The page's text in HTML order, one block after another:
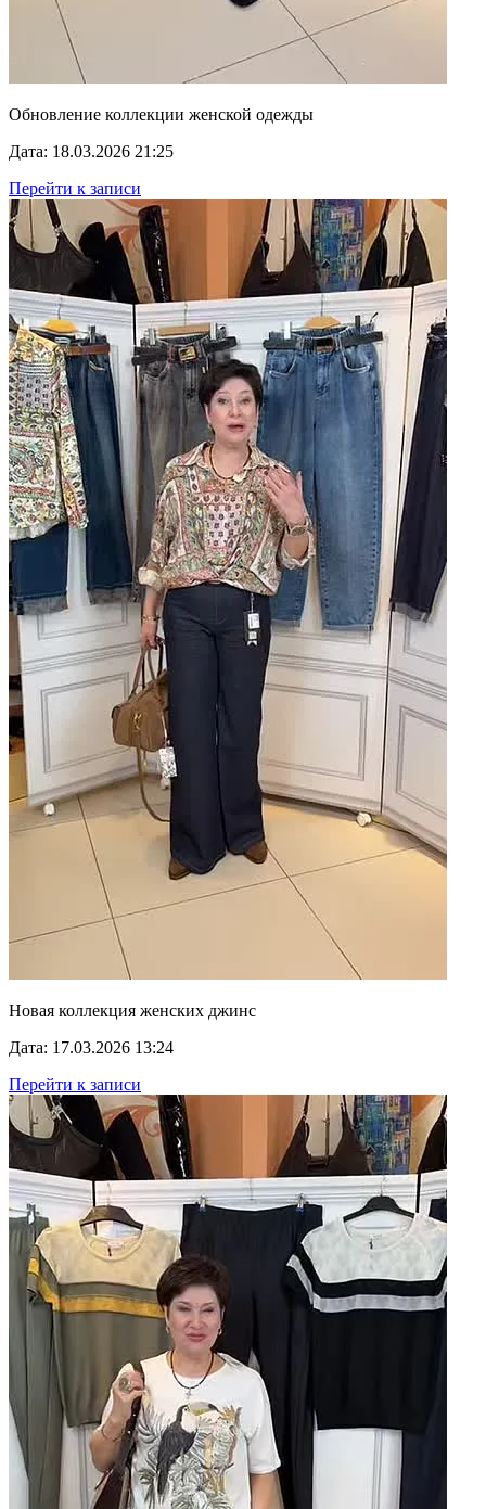
Обновление коллекции женской одежды
Дата: 18.03.2026 21:25
Перейти к записи
Новая коллекция женских джинс
Дата: 17.03.2026 13:24
Перейти к записи